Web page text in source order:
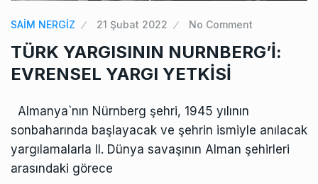
SAİM NERGİZ 21 Şubat 2022 No Comment
TÜRK YARGISININ NURNBERG’İ:
EVRENSEL YARGI YETKİSİ
Almanya`nın Nürnberg şehri, 1945 yılının
sonbaharında başlayacak ve şehrin ismiyle anılacak
yargılamalarla II. Dünya savaşının Alman şehirleri
arasındaki görece